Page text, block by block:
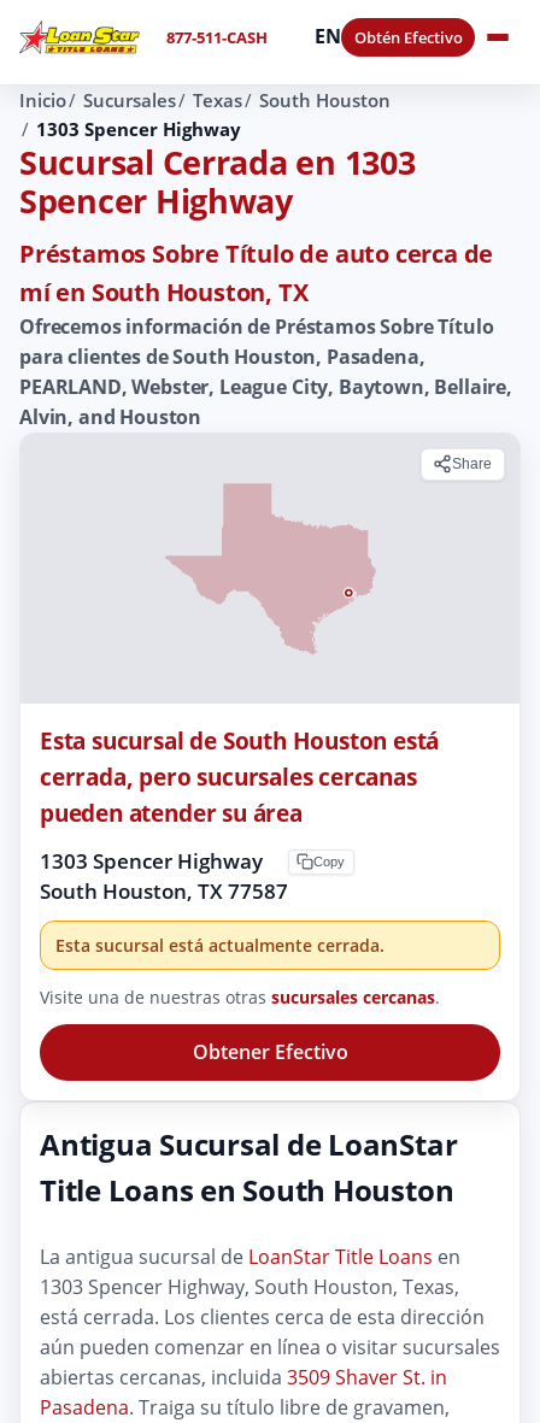
877-511-CASH EN Obtén Efectivo
Inicio Sucursales Texas
South Houston
1303 Spencer Highway
Sucursal Cerrada en 1303
Spencer Highway
Préstamos Sobre Título de auto cerca de
mí en South Houston, TX
Ofrecemos información de Préstamos Sobre Título
para clientes de South Houston, Pasadena,
PEARLAND, Webster, League City, Baytown, Bellaire,
Alvin, and Houston
Share
Esta sucursal de South Houston está
cerrada, pero sucursales cercanas
pueden atender su área
1303 Spencer Highway
South Houston, TX 77587
Copy
Esta sucursal está actualmente cerrada.
Visite una de nuestras otras sucursales cercanas.
Obtener Efectivo
Antigua Sucursal de LoanStar
Title Loans en South Houston
La antigua sucursal de LoanStar Title Loans en
1303 Spencer Highway, South Houston, Texas,
está cerrada. Los clientes cerca de esta dirección
aún pueden comenzar en línea o visitar sucursales
abiertas cercanas, incluida 3509 Shaver St. in
Pasadena. Traiga su título libre de gravamen,